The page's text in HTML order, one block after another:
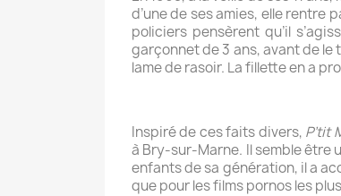
d’une de ses amies, elle rentre
policiers pensèrent qu’il
garçonnet de 3 ans, avant de le
lame de rasoir. La fillette en a
Inspiré de ces faits divers, P’tit
à Bry-sur-Marne. Il semble être
enfants de sa génération, il a
que pour les films pornos les